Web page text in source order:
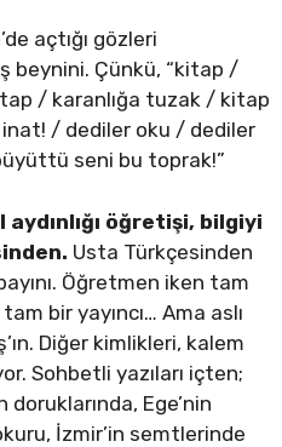
açtığı gözleri
beynini. Çünkü, “kitap /
/ karanlığa tuzak / kitap
inat! / dediler oku / dediler
seni bu toprak!”
aydınlığı öğretişi, bilgiyi
Usta Türkçesinden
Öğretmen iken tam
bir yayıncı… Ama aslı
Diğer kimlikleri, kalem
Sohbetli yazıları içten;
Ege’nin
İzmir’in semtlerinde